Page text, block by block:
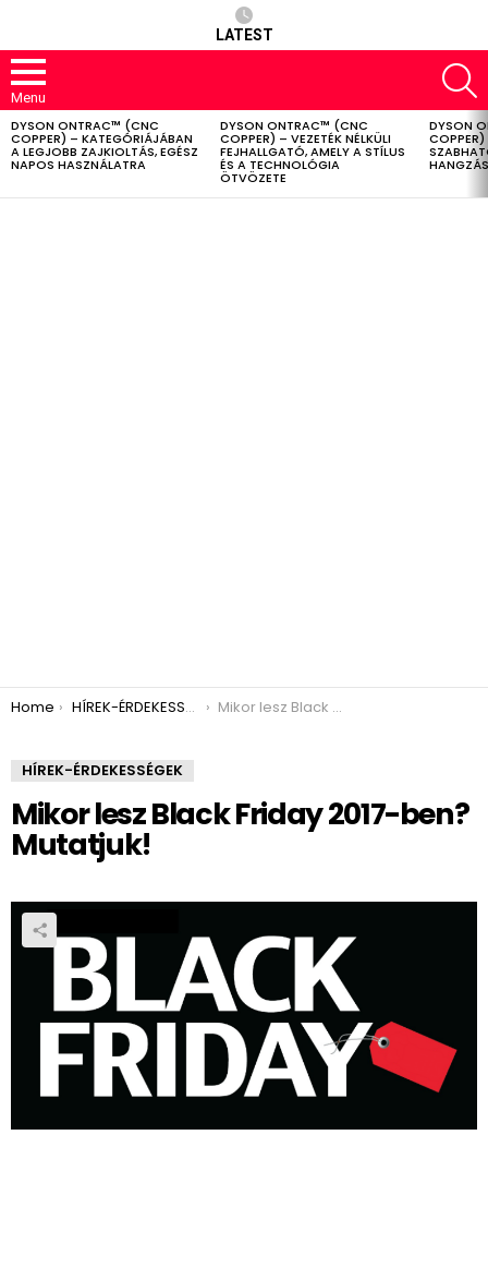
LATEST
Menu
LATEST
STORIES
DYSON ONTRAC™ (CNC
COPPER) – KATEGÓRIÁJÁBAN
A LEGJOBB ZAJKIOLTÁS, EGÉSZ
NAPOS HASZNÁLATRA
DYSON ONTRAC™ (CNC
COPPER) – VEZETÉK NÉLKÜLI
FEJHALLGATÓ, AMELY A STÍLUS
ÉS A TECHNOLÓGIA
ÖTVÖZETE
DYSON
COPPER)
You are here:
Home HÍREK-ÉRDEKESSÉGEK Mikor lesz Black Friday 2017-ben? Mutatjuk!
HÍREK-ÉRDEKESSÉGEK
Mikor lesz Black Friday 2017-ben?
Mutatjuk!